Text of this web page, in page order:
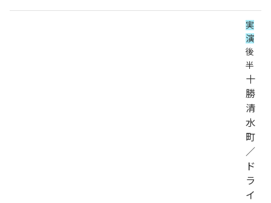
実
演
後
半
十
勝
清
水
町
／
ド
ラ
イ